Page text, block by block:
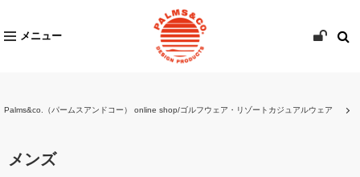
メニュー
Palms&co.（パームスアンドコー） online shop/ゴルフウェア・リゾートカジュアルウェア
メンズ